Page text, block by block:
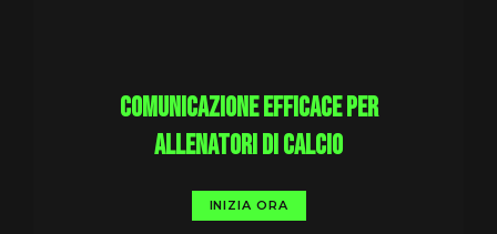
Comunicazione efficace per
allenatori di calcio
INIZIA ORA